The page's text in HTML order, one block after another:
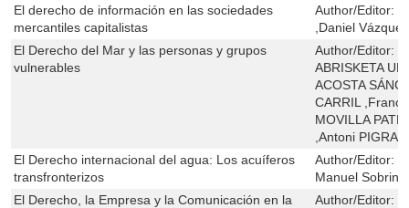
El derecho de información en las sociedades
mercantiles capitalistas
Author/Editor:
,Daniel
El Derecho del Mar y las personas y grupos
vulnerables
Author/Editor:
ABRISKETA
ACOSTA
CARRIL
MOVILLA
,Antoni
El Derecho internacional del agua: Los acuíferos
transfronterizos
Author/Editor:
Manuel
El Derecho, la Empresa y la Comunicación en la
Author/Editor: